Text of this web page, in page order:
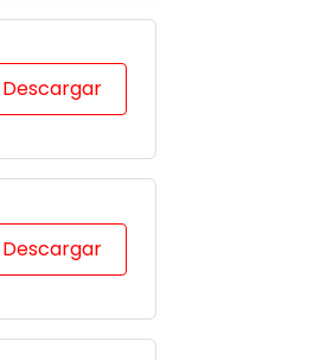
Descargar
Descargar